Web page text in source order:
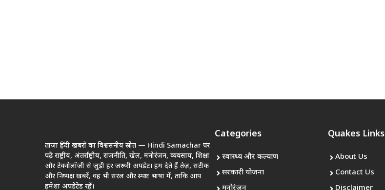
ताज़ा हिंदी खबरों का विश्वसनीय स्रोत — Hindi Samachar पर
पढ़ें राष्ट्रीय, अंतर्राष्ट्रीय, राजनीति, खेल, मनोरंजन, व्यवसाय, शिक्षा
और टेक्नोलॉजी से जुड़ी हर जरूरी अपडेट। हम देते हैं तेज़, सटीक
और निष्पक्ष खबरें, वह भी सरल और स्पष्ट भाषा में, ताकि आप
हमेशा अपडेटेड रहें।
Categories
स्वास्थ्य और कल्याण
सरकारी योजना
Quakes Links
About Us
Contact Us